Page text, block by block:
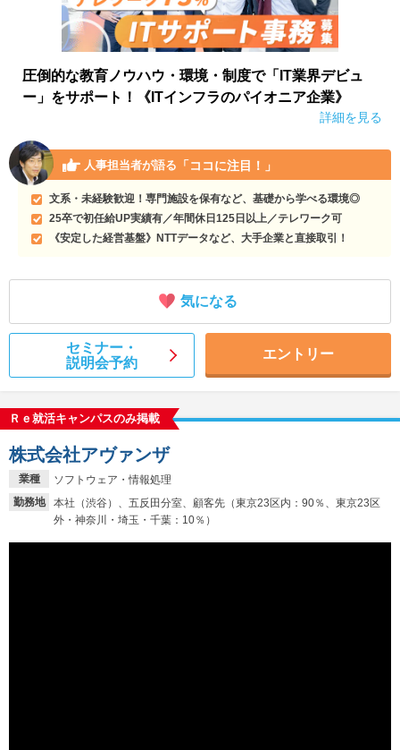
圧倒的な教育ノウハウ・環境・制度で「IT業界デビュ
ー」をサポート！《ITインフラのパイオニア企業》
詳細を見る
人事担当者が語る 「ココに注目！」
文系・未経験歓迎！専門施設を保有など、基礎から学べる環境◎
25卒で初任給UP実績有／年間休日125日以上／テレワーク可
《安定した経営基盤》NTTデータなど、大手企業と直接取引！
気になる
セミナー・
説明会予約
エントリー
Ｒｅ就活キャンパスのみ掲載
業種
ソフトウェア・情報処理
勤務地
本社（渋谷）、五反田分室、顧客先（東京23区内：90％、東京23区
外・神奈川・埼玉・千葉：10％）
株式会社アヴァンザ